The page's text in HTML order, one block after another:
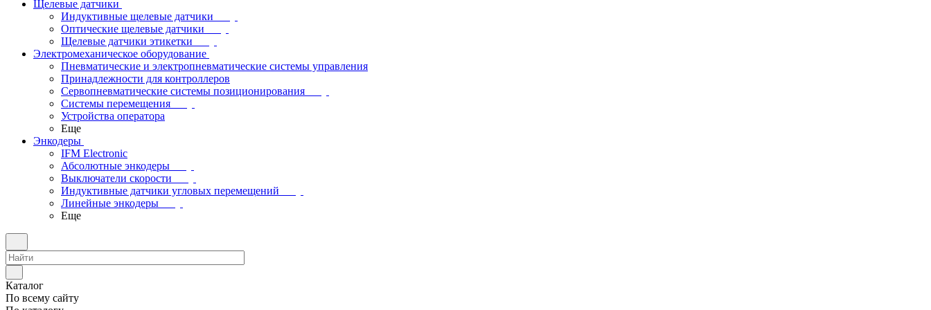
Щелевые датчики
Индуктивные щелевые датчики
Оптические щелевые датчики
Щелевые датчики этикетки
Электромеханическое оборудование
Пневматические и электропневматические системы управления
Принадлежности для контроллеров
Сервопневматические системы позиционирования
Системы перемещения
Устройства оператора
Еще
Энкодеры
IFM Electronic
Абсолютные энкодеры
Выключатели скорости
Индуктивные датчики угловых перемещений
Линейные энкодеры
Еще
Каталог
По всему сайту